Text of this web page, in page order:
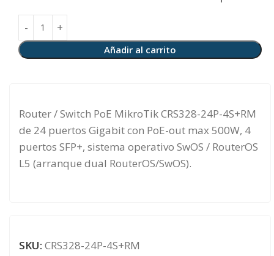
Añadir al carrito
Router / Switch PoE MikroTik CRS328-24P-4S+RM
de 24 puertos Gigabit con PoE-out max 500W, 4
puertos SFP+, sistema operativo SwOS / RouterOS
L5 (arranque dual RouterOS/SwOS).
SKU: CRS328-24P-4S+RM